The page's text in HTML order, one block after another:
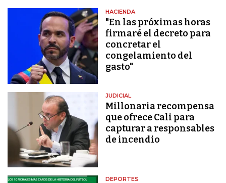
HACIENDA
"En las próximas horas
firmaré el decreto para
concretar el
congelamiento del
gasto"
JUDICIAL
Millonaria recompensa
que ofrece Cali para
capturar a responsables
de incendio
DEPORTES